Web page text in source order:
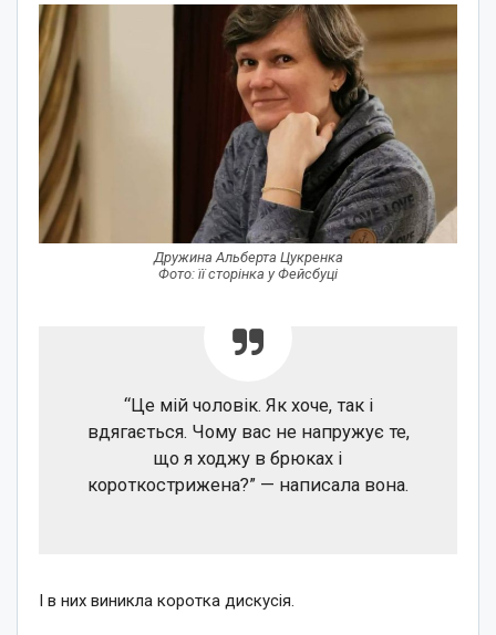
Дружина Альберта Цукренка
Фото: її сторінка у Фейсбуці
“Це мій чоловік. Як хоче, так і
вдягається. Чому вас не напружує те,
що я ходжу в брюках і
короткострижена?” — написала вона.
І в них виникла коротка дискусія.